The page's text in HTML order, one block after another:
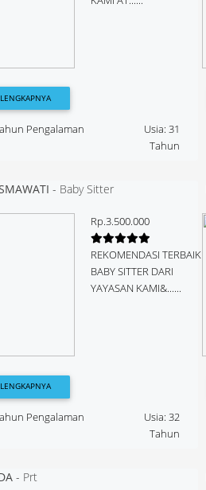
Pengalaman
Usia: 31
Tahun
- Baby Sitter
Rp.3.500.000
REKOMENDASI TERBAIK
BABY SITTER DARI
YAYASAN KAMI&......
Pengalaman
Usia: 32
Tahun
- Prt